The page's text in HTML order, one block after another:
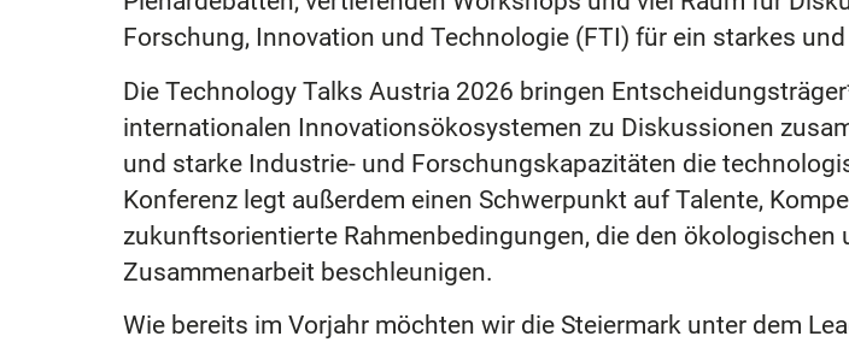
Forschung, Innovation und Technologie (FTI) für ein starkes
​Die Technology Talks Austria 2026 bringen
internationalen Innovationsökosystemen zu Diskussionen
und starke Industrie- und Forschungskapazitäten die
Konferenz legt außerdem einen Schwerpunkt auf Talente,
zukunftsorientierte Rahmenbedingungen, die den
Zusammenarbeit beschleunigen.
Wie bereits im Vorjahr möchten wir die Steiermark unter dem